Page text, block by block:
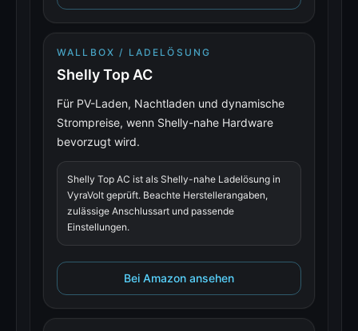
WALLBOX / LADELÖSUNG
Shelly Top AC
Für PV-Laden, Nachtladen und dynamische
Strompreise, wenn Shelly-nahe Hardware
bevorzugt wird.
Shelly Top AC ist als Shelly-nahe Ladelösung in
VyraVolt geprüft. Beachte Herstellerangaben,
zulässige Anschlussart und passende
Einstellungen.
Bei Amazon ansehen